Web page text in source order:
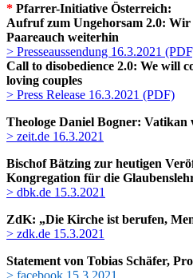
* Pfarrer-Initiative Österreich:
Aufruf zum Ungehorsam 2.0: Wir
Paareauch weiterhin
> Presseaussendung 16.3.2021
Call to disobedience 2.0: We will
loving couples
> Press Release 16.3.2021 (PDF)
Theologe Daniel Bogner:
> zeit.de 16.3.2021
Bischof Bätzing zur heutigen
Kongregation für die
> dbk.de 15.3.2021
ZdK: „Die Kirche ist berufen,
> zdk.de 15.3.2021
Statement von Tobias Schäfer,
> facebook 15.3.2021